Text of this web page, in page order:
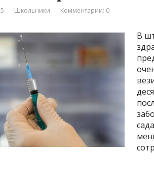
Школьники Комментарии: 0
В